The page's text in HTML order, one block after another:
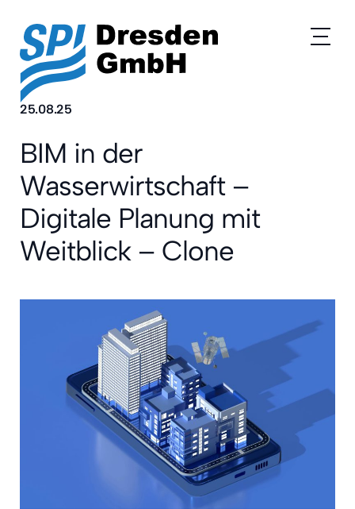
WAS WIR TUN
TECHNOLOGIE
REFERENZEN
KONTAKT
25.08.25
BIM in der
Wasserwirtschaft –
Digitale Planung mit
Weitblick – Clone